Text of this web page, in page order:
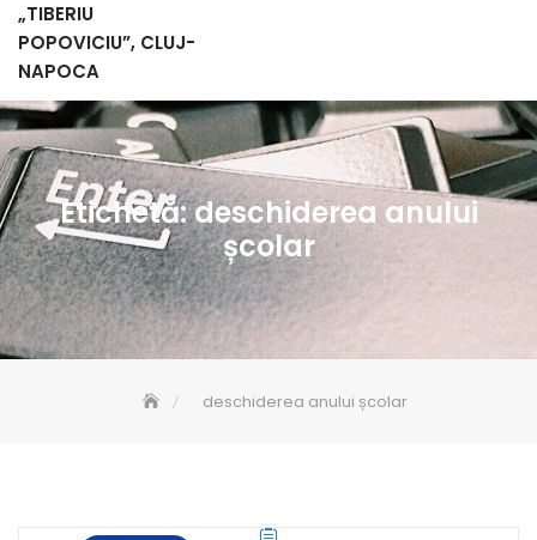
„TIBERIU
POPOVICIU”, CLUJ-
NAPOCA
Etichetă:deschiderea anului
școlar
deschiderea anului școlar